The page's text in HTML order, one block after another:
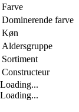
Farve
Dominerende farve
Køn
Aldersgruppe
Sortiment
Constructeur
Loading...
Loading...